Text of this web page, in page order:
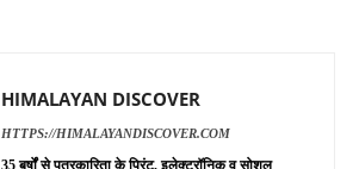
HIMALAYAN DISCOVER
HTTPS://HIMALAYANDISCOVER.COM
35 बर्षों से पत्रकारिता के प्रिंट, इलेक्ट्रॉनिक व सोशल